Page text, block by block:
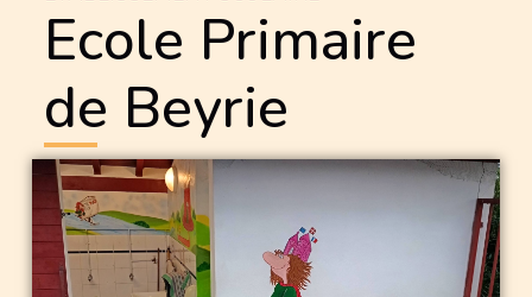
Ecole Primaire
de Beyrie